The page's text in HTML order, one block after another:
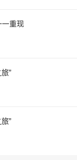
一重现
”
”